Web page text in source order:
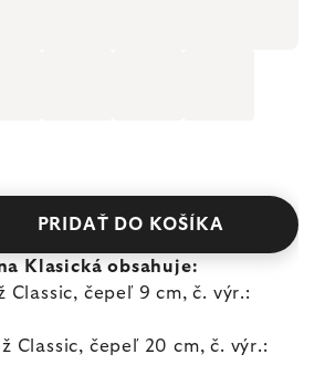
PRIDAŤ DO KOŠÍKA
Klasická obsahuje:
Classic, čepeľ 9 cm, č. výr.:
Classic, čepeľ 20 cm, č. výr.: